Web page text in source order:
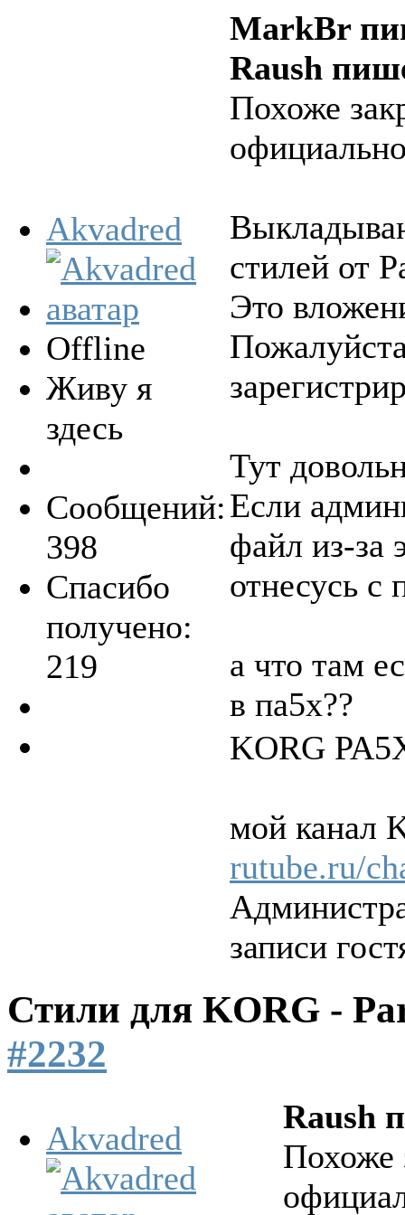
Akvadred
Offline
Живу я
здесь
Сообщений:
398
Спасибо
получено:
219
MarkBr
Raush
Похоже
стилей от
Это
Тут
Если
файл из-за
отнесусь с
а что там
в па5х??
KORG
мой канал
rutube.ru/
записи
Стили для KORG -
#2232
Akvadred
Raush
Похоже